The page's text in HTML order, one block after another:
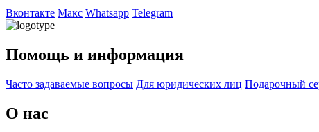
Вконтакте Макс Whatsapp Telegram
Помощь и информация
Часто задаваемые вопросы Для юридических лиц Подарочный
О нас